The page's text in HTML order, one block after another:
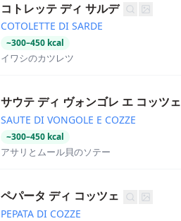
コトレッテ ディ サルデ
COTOLETTE DI SARDE
~300–450 kcal
イワシのカツレツ
サウテ ディ ヴォンゴレ エ コッツェ
SAUTE DI VONGOLE E COZZE
~300–450 kcal
アサリとムール貝のソテー
ペパータ ディ コッツェ
PEPATA DI COZZE